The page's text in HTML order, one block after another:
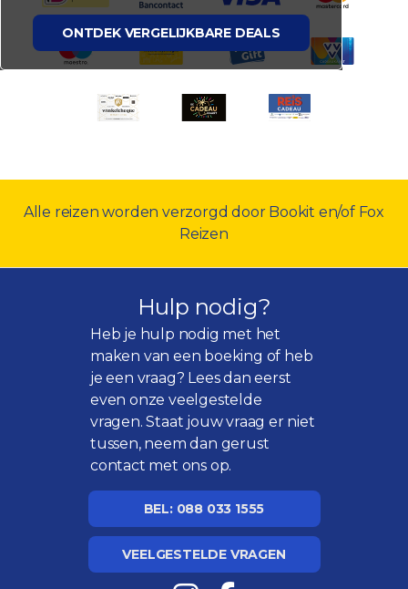
ONTDEK VERGELIJKBARE DEALS
Alle reizen worden verzorgd door Bookit en/of Fox
Reizen
Hulp nodig?
Heb je hulp nodig met het
maken van een boeking of heb
je een vraag? Lees dan eerst
even onzeveelgestelde
vragen. Staat jouw vraag er niet
tussen, neem dan gerust
contact met ons op.
BEL: 088 033 1555
VEELGESTELDE VRAGEN